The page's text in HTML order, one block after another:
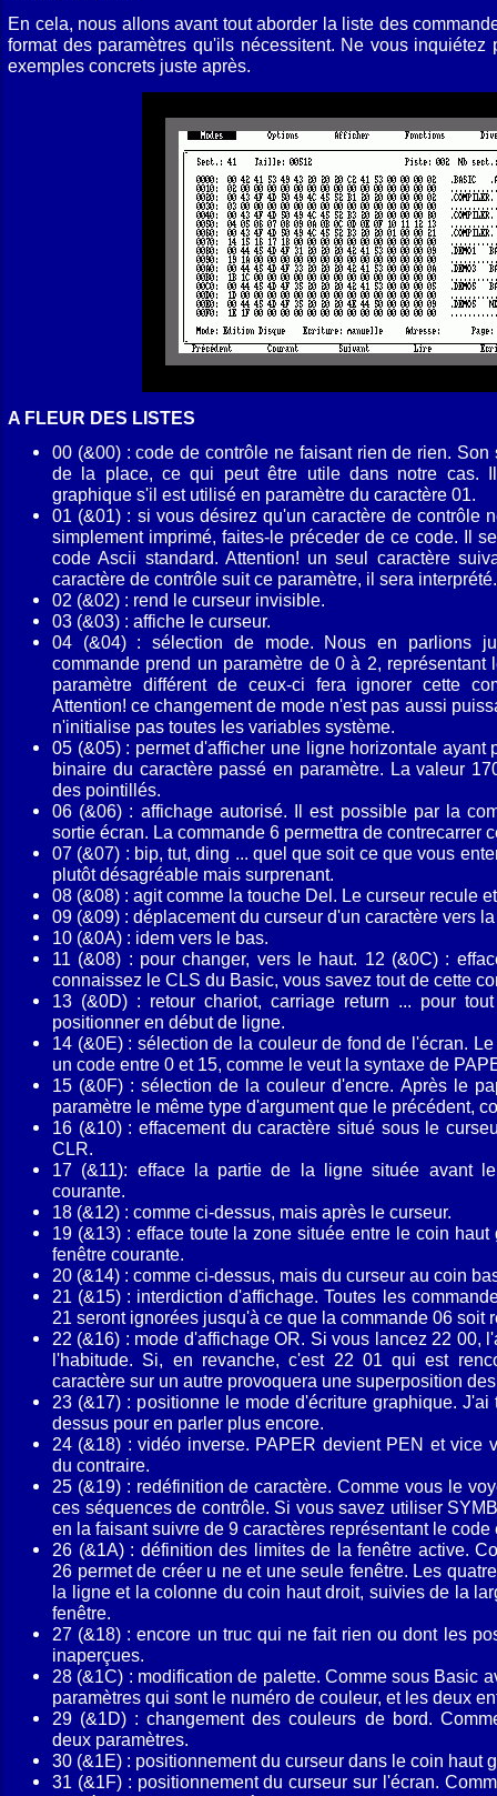
En cela, nous allons avant tout abor­der la liste des
format des para­mètres qu'ils nécessitent. Ne vous inquiétez
exemples concrets juste après.
A FLEUR DES LISTES
00 (&00) : code de contrôle ne faisant rien de rien. Son
de la place, ce qui peut être utile dans notre cas.
graphique s'il est utilisé en paramètre du caractère 01.
01 (&01) : si vous désirez qu'un caractère de contrôle
simplement imprimé, faites-le préceder de ce code. Il
code Ascii standard. Attention! un seul caractère
caractère de contrôle suit ce paramètre, il sera interprété.
02 (&02) : rend le curseur invisible.
03 (&03) : affiche le curseur.
04 (&04) : sélection de mode. Nous en parlions
commande prend un paramètre de 0 à 2, représentant
paramètre différent de ceux-ci fera ignorer cette
Attention! ce changement de mode n'est pas aussi
n'initialise pas toutes les variables système.
05 (&05) : permet d'afficher une ligne horizontale ayant
binaire du caractère passé en paramètre. La valeur
des pointillés.
06 (&06) : affichage autorisé. Il est pos­sible par la
sortie écran. La commande 6 per­mettra de contrecarrer
07 (&07) : bip, tut, ding ... quel que soit ce que vous
plutôt désagréable mais surprenant.
08 (&08) : agit comme la touche Del. Le curseur recule
09 (&09) : déplacement du curseur d'un caractère vers
10 (&0A) : idem vers le bas.
11 (&08) : pour changer, vers le haut. 12 (&0C) :
connaissez le CLS du Basic, vous savez tout de cette
13 (&0D) : retour chariot, carriage return ... pour
positionner en début de ligne.
14 (&0E) : sélection de la couleur de fond de l'écran.
un code entre 0 et 15, comme le veut la syntaxe de
15 (&0F) : sélection de la couleur d'encre. Après le
paramètre le même type d'argument que le précédent,
16 (&10) : effacement du caractère situé sous le
CLR.
17 (&11): efface la partie de la ligne située avant
courante.
18 (&12) : comme ci-dessus, mais après le curseur.
19 (&13) : efface toute la zone située entre le coin
fenêtre courante.
20 (&14) : comme ci-dessus, mais du curseur au coin
21 (&15) : interdiction d'affichage. Toutes les
21 seront ignorées jusqu'à ce que la commande 06 soit
22 (&16) : mode d'affichage OR. Si vous lancez 22 00,
l'habitude. Si, en revanche, c'est 22 01 qui est
caractère sur un autre provoquera une superposition
23 (&17) : positionne le mode d'écriture graphique.
dessus pour en parler plus encore.
24 (&18) : vidéo inverse. PAPER devient PEN et vice
du contraire.
25 (&19) : redéfinition de caractère. Comme vous le
ces séquences de contrôle. Si vous savez utiliser
en la faisant suivre de 9 caractères représentant le code
26 (&1A) : définition des limites de la fenêtre active.
26 permet de créer u ne et une seule fenêtre. Les
la ligne et la colonne du coin haut droit, suivies de la
fenêtre.
27 (&18) : encore un truc qui ne fait rien ou dont les
inaperçues.
28 (&1C) : modification de palette. Comme sous Basic
paramètres qui sont le numéro de couleur, et les deux
29 (&1D) : changement des couleurs de bord.
deux paramètres.
30 (&1E) : positionnement du curseur dans le coin haut
31 (&1F) : positionnement du curseur sur l'écran.